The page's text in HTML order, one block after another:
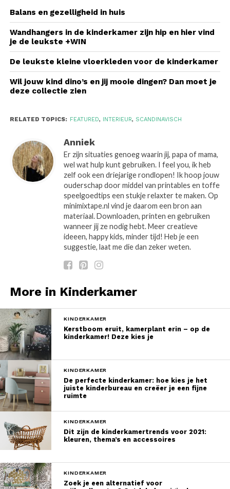
Balans en gezelligheid in huis
Wandhangers in de kinderkamer zijn hip en hier vind
je de leukste +WIN
De leukste kleine vloerkleden voor de kinderkamer
Wil jouw kind dino’s en jij mooie dingen? Dan moet je
deze collectie zien
RELATED TOPICS: FEATURED, INTERIEUR, SCANDINAVISCH
Anniek
Er zijn situaties genoeg waarin jij, papa of mama,
wel wat hulp kunt gebruiken. I feel you, ik heb
zelf ook een driejarige rondlopen! Ik hoop jouw
ouderschap door middel van printables en toffe
speelgoedtips een stukje relaxter te maken. Op
minimixtape.nl vind je daarom een bron aan
materiaal. Downloaden, printen en gebruiken
wanneer jij ze nodig hebt. Meer creatieve
ideeen, happy kids, minder tijd! Heb je een
suggestie, laat me die dan zeker weten.
More in Kinderkamer
KINDERKAMER
Kerstboom eruit, kamerplant erin – op de
kinderkamer! Deze kies je
KINDERKAMER
De perfecte kinderkamer: hoe kies je het
juiste kinderbureau en creëer je een fijne
ruimte
KINDERKAMER
Dit zijn de kinderkamertrends voor 2021:
kleuren, thema’s en accessoires
KINDERKAMER
Zoek je een alternatief voor